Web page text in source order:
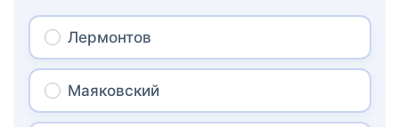
Лермонтов
Маяковский